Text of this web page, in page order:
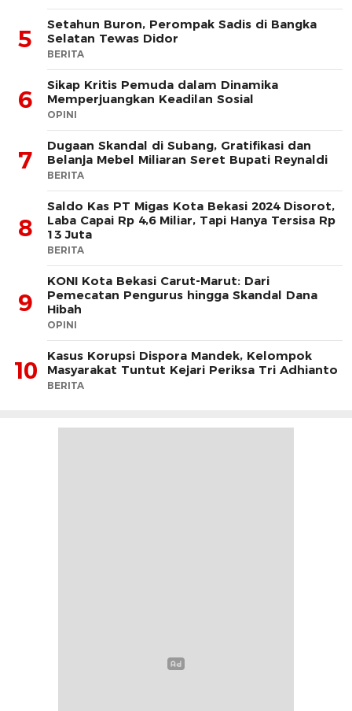
5
Setahun Buron, Perompak Sadis di Bangka
Selatan Tewas Didor
BERITA
6
Sikap Kritis Pemuda dalam Dinamika
Memperjuangkan Keadilan Sosial
OPINI
7
Dugaan Skandal di Subang, Gratifikasi dan
Belanja Mebel Miliaran Seret Bupati Reynaldi
BERITA
8
Saldo Kas PT Migas Kota Bekasi 2024 Disorot,
Laba Capai Rp 4,6 Miliar, Tapi Hanya Tersisa Rp
13 Juta
BERITA
9
KONI Kota Bekasi Carut-Marut: Dari
Pemecatan Pengurus hingga Skandal Dana
Hibah
OPINI
10
Kasus Korupsi Dispora Mandek, Kelompok
Masyarakat Tuntut Kejari Periksa Tri Adhianto
BERITA